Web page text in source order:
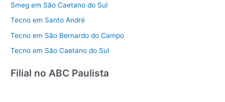
Smeg em São Caetano do Sul
Tecno em Santo André
Tecno em São Bernardo do Campo
Tecno em São Caetano do Sul
Filial no ABC Paulista